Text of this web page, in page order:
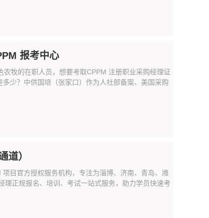
报考中心
牧的在职人员，想要考取CPPM 注册职业采购经理证
少？中供国培（张家口）作为人社部备案、美国采购
道）
目官方授权服务机构，专注为淄博、济南、青岛、潍
正规报名、培训、考试一站式服务，助力学员快速考